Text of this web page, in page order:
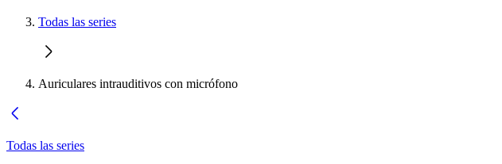
Todas las series
Auriculares intrauditivos con micrófono
Todas las series